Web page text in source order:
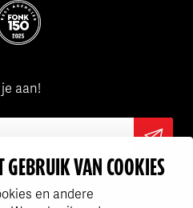
GEBRUIK VAN COOKIES
en andere
aan!
statement
de beste bedrijven in e-
is een van de FONK150